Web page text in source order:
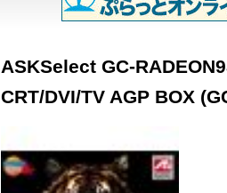
ASKSelect GC-
CRT/DVI/TV AGP BOX